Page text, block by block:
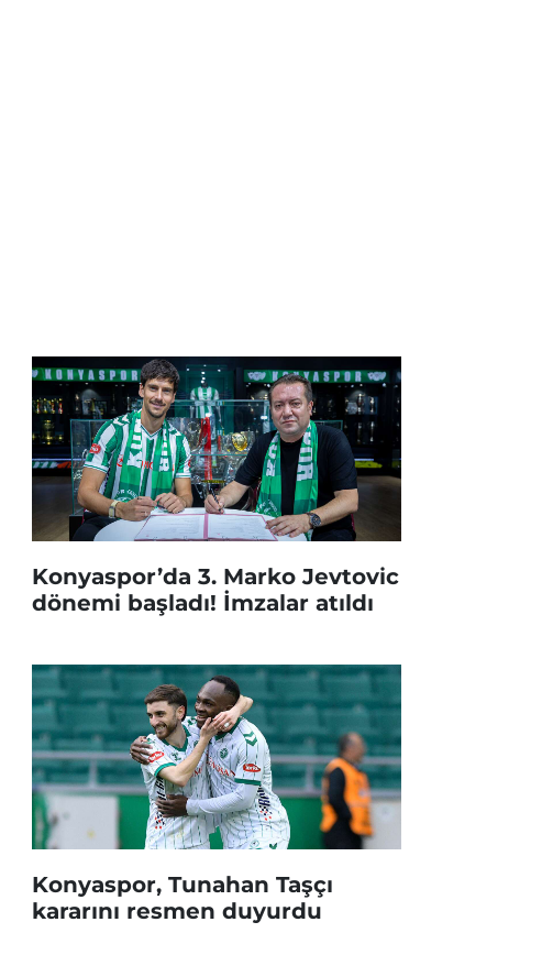
Konyaspor’da 3. Marko Jevtovic
dönemi başladı! İmzalar atıldı
Konyaspor, Tunahan Taşçı
kararını resmen duyurdu